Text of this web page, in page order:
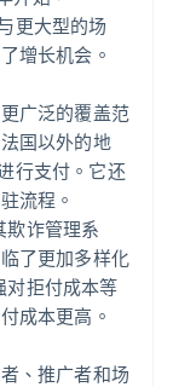
更大型的场
增长机会。
广泛的覆盖范
国以外的地
行支付。它还
流程。
诈管理系
了更加多样化
拒付成本等
成本更高。
、推广者和场